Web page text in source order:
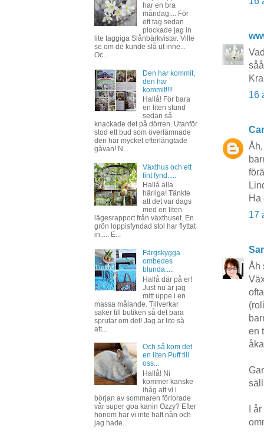
16
Ha
17
Åh
en
I
har en bra
måndag.... För
ett tag sedan
plockade jag in
lite taggiga Slånbärkvistar. Ville
se om de kunde slå ut inne...
Oc...
Den har kommit,
den har
kommit!!!!
Hallå! För bara
en liten stund
sedan så
knackade det på dörren. Utanför
stod ett bud som överlämnade
den här mycket efterlängtade
gåvan! N...
Växthus och ett
fint fynd.....
Hallå alla
härliga! Tänkte
att det var dags
med en liten
lägesrapport från växthuset. En
grön loppisfyndad stol har flyttat
in..... E...
Färgskygga
ombedes
blunda.....
Hallå där på er!
Just nu är jag
mitt uppe i en
massa målande. Tillverkar
saker till butiken så det bara
sprutar om det! Jag är lite så
att...
Och så kom det
en liten Puff till
oss...
Hallå! Ni
kommer kanske
ihåg att vi i
början av sommaren förlorade
vår super goa kanin Ozzy? Efter
honom har vi inte haft nån och
jag hade...